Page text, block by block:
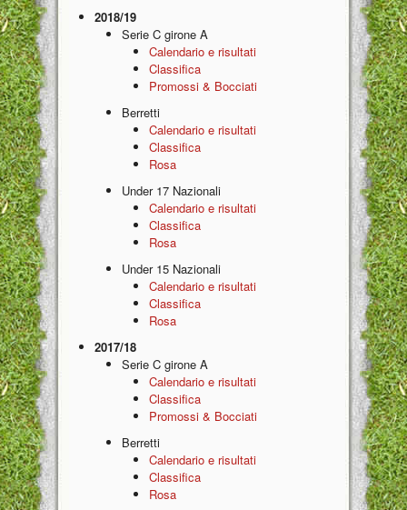
2018/19
Serie C girone A
Calendario e risultati
Classifica
Promossi & Bocciati
Berretti
Calendario e risultati
Classifica
Rosa
Under 17 Nazionali
Calendario e risultati
Classifica
Rosa
Under 15 Nazionali
Calendario e risultati
Classifica
Rosa
2017/18
Serie C girone A
Calendario e risultati
Classifica
Promossi & Bocciati
Berretti
Calendario e risultati
Classifica
Rosa